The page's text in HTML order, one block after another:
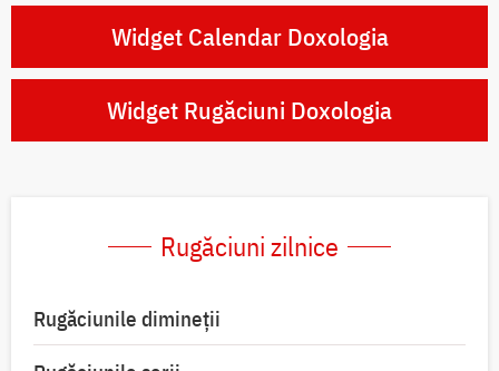
Widget Calendar Doxologia
Widget Rugăciuni Doxologia
Rugăciuni zilnice
Rugăciunile dimineții